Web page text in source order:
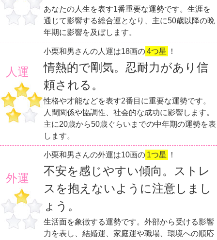
あなたの人生を表す1番重要な運勢です。生涯を
通じて影響する総合運となり、主に50歳以降の晩
年期に影響を及ぼします。
人運
小栗和男さんの人運は18画の4つ星 ！
情熱的で剛気。忍耐力があり信
頼される。
性格や才能などを表す2番目に重要な運勢です。
人間関係や協調性、社会的な成功に影響します。
主に20歳から50歳ぐらいまでの中年期の運勢を表
します。
外運
小栗和男さんの外運は10画の 1つ星 ！
不安を感じやすい傾向。ストレ
スを抱えないように注意しまし
ょう。
生活面を象徴する運勢です。外部から受ける影響
力を表し、結婚運、家庭運や職場、環境への順応